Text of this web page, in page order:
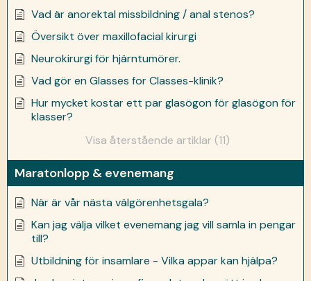
Vad är anorektal missbildning / anal stenos?
Översikt över maxillofacial kirurgi
Neurokirurgi för hjärntumörer.
Vad gör en Glasses for Classes-klinik?
Hur mycket kostar ett par glasögon för glasögon för
klasser?
Visa återstående artiklar (11)
Maratonlopp & evenemang
När är vår nästa välgörenhetsgala?
Kan jag välja vilket evenemang jag vill samla in pengar
till?
Utbildning för insamlare - Vilka appar kan hjälpa?